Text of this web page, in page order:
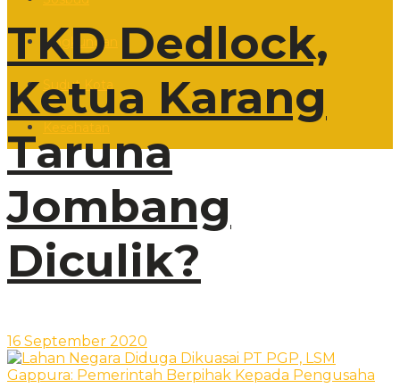
Lingkungan
Sudut Kota
TKD Dedlock,
Ketua Karang
Taruna
Jombang
Diculik?
16 September 2020